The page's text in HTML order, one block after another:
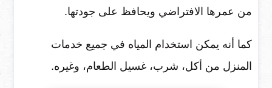
من عمرها الافتراضي ويحافظ على جودتها.
كما أنه يمكن استخدام المياه في جميع خدمات
المنزل من أكل، شرب، غسيل الطعام، وغيره.